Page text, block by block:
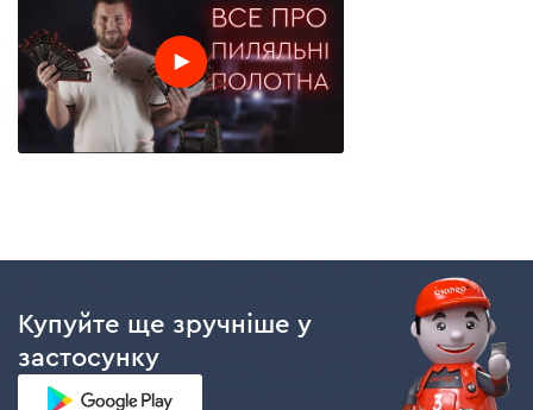
Купуйте ще зручніше у
застосунку